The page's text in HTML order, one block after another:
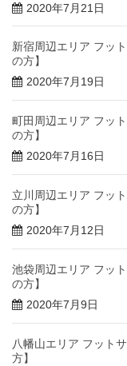
2020年7月21日
新宿周辺エリア フッ
の方】
2020年7月19日
町田周辺エリア フッ
の方】
2020年7月16日
立川周辺エリア フッ
の方】
2020年7月12日
池袋周辺エリア フッ
の方】
2020年7月9日
八幡山エリア フット
方】